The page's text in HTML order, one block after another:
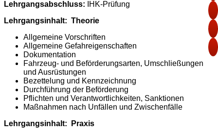
Lehrgangsabschluss: IHK-Prüfung
Lehrgangsinhalt: Theorie
Allgemeine Vorschriften
Allgemeine Gefahreigenschaften
Dokumentation
Fahrzeug- und Beförderungsarten, Umschließungen
und Ausrüstungen
Bezettelung und Kennzeichnung
Durchführung der Beförderung
Pflichten und Verantwortlichkeiten, Sanktionen
Maßnahmen nach Unfällen und Zwischenfälle
Lehrgangsinhalt: Praxis